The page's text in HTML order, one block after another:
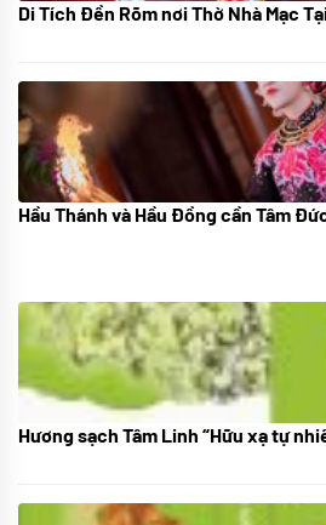
05/07/2024
Di Tích Đền Rõm nơi Thờ Nhà Mạc
05/07/2024
Hầu Thánh và Hầu Đồng cần Tâm
28/10/2025
Hương sạch Tâm Linh “Hữu xạ tự